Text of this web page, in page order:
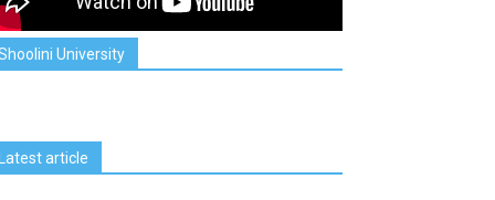
University
article